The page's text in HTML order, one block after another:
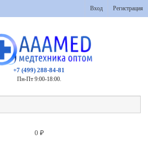
Вход Регистрация
+7 (499) 288-84-81
Пн-Пт 9:00-18:00.
0 ₽